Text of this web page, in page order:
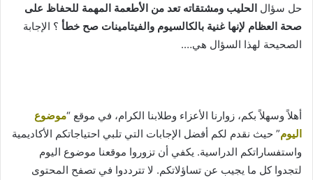
حل سؤال الحليب ومشتقاته تعد من الأطعمة المهمة للحفاظ على
صحة العظام لإنها غنية بالكالسيوم والفيتامينات صح خطأ ؟ الإجابة
الصحيحة لهذا السؤال هي….
أهلاً وسهلاً بكم، زوارنا الأعزاء وطلابنا الكرام، في موقع “موضوع
اليوم” حيث نقدم لكم أفضل الإجابات التي تلبي احتياجاتكم الأكاديمية
واستفساراتكم الدراسية. يكفي أن تزوروا موقعنا موضوع اليوم
لتجدوا كل ما يجيب عن تساؤلاتكم. لا تترددوا في تصفح المحتوى